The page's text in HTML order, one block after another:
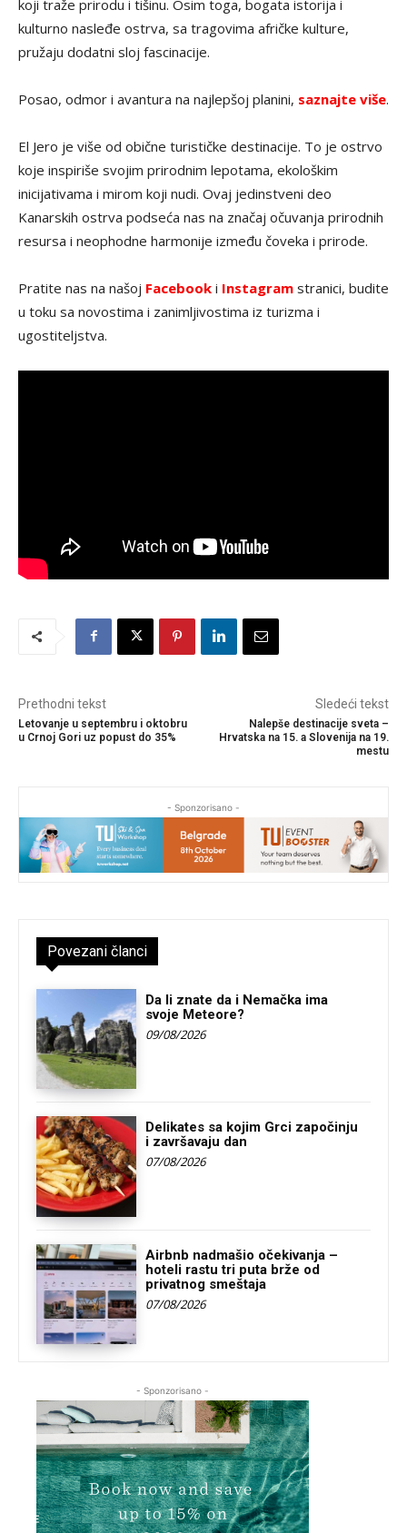
koji traže prirodu i tišinu. Osim toga, bogata istorija i
kulturno nasleđe ostrva, sa tragovima afričke kulture,
pružaju dodatni sloj fascinacije.
Posao, odmor i avantura na najlepšoj planini, saznajte više.
El Jero je više od obične turističke destinacije. To je ostrvo
koje inspiriše svojim prirodnim lepotama, ekološkim
inicijativama i mirom koji nudi. Ovaj jedinstveni deo
Kanarskih ostrva podseća nas na značaj očuvanja prirodnih
resursa i neophodne harmonije između čoveka i prirode.
Pratite nas na našoj Facebook i Instagram stranici, budite
u toku sa novostima i zanimljivostima iz turizma i
ugostiteljstva.
Prethodni tekst
Letovanje u septembru i oktobru
u Crnoj Gori uz popust do 35%
Sledeći tekst
Nalepše destinacije sveta –
Hrvatska na 15. a Slovenija na 19.
mestu
- Sponzorisano -
Povezani članci
Da li znate da i Nemačka ima
svoje Meteore?
09/08/2026
Delikates sa kojim Grci započinju
i završavaju dan
07/08/2026
Airbnb nadmašio očekivanja –
hoteli rastu tri puta brže od
privatnog smeštaja
07/08/2026
- Sponzorisano -